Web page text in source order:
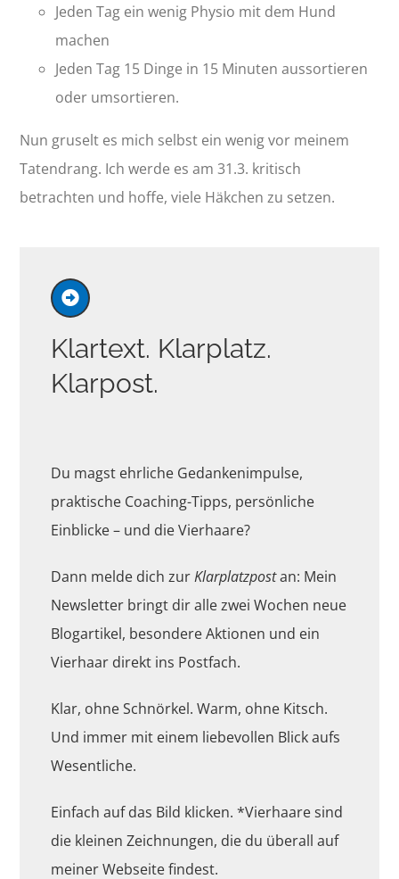
Jeden Tag ein wenig Physio mit dem Hund
machen
Jeden Tag 15 Dinge in 15 Minuten aussortieren
oder umsortieren.
Nun gruselt es mich selbst ein wenig vor meinem
Tatendrang. Ich werde es am 31.3. kritisch
betrachten und hoffe, viele Häkchen zu setzen.
Klartext. Klarplatz.
Klarpost.
Du magst ehrliche Gedankenimpulse,
praktische Coaching-Tipps, persönliche
Einblicke – und die Vierhaare?
Dann melde dich zurKlarplatzpostan: Mein
Newsletter bringt dir alle zwei Wochen neue
Blogartikel, besondere Aktionen und ein
Vierhaar direkt ins Postfach.
Klar, ohne Schnörkel. Warm, ohne Kitsch.
Und immer mit einem liebevollen Blick aufs
Wesentliche.
Einfach auf das Bild klicken. *Vierhaare sind
die kleinen Zeichnungen, die du überall auf
meiner Webseite findest.